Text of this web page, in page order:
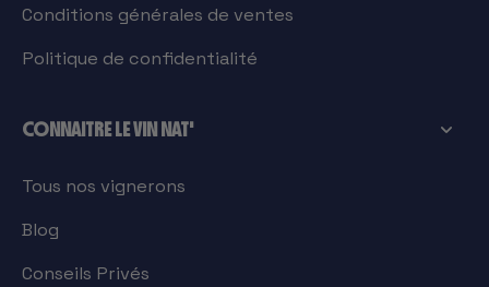
Conditions générales de ventes
Politique de confidentialité
CONNAITRE LE VIN NAT'
Tous nos vignerons
Blog
Conseils Privés